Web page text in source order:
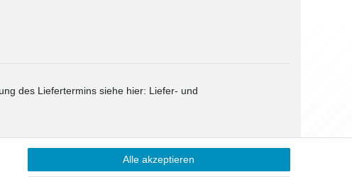
des Liefertermins siehe hier: Liefer- und
Kontakt
Alle akzeptieren